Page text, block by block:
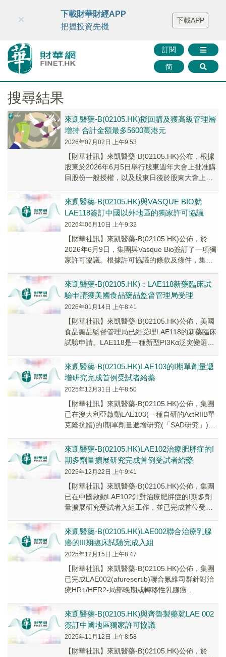
財華智庫網 FINTV FINMETA 財華證券 媒體矩陣
智庫沙龍
聯絡我們
訂閱
简
×
下載財華財經APP
把握投資先機
下載APP
搜尋結果
來凱醫藥-B(02105.HK)擬回購及獲高級管理層
增持 合計金額最多5600萬港元
2026年07月02日 上午9:53
【財華社訊】來凱醫藥-B(02105.HK)公布，根據
股東於2026年6月5日舉行股東週年大會上批准購
回股份一般授權，以及股東日後於股東大會上不
來凱醫藥-B(02105.HK)與VASQUE BIO就
LAE118簽訂中國以外地區的獨家許可協議
2026年06月10日 上午9:32
【財華社訊】來凱醫藥-B(02105.HK)公佈，於
2026年6月9日，集團與Vasque Bio簽訂了一項獨
家許可協議。根據許可協議的條款及條件，集團
來凱醫藥-B(02105.HK)：LAE118新藥臨床試
驗申請獲美國食品藥品監督管理局受理
2026年01月14日 上午8:41
【財華社訊】來凱醫藥-B(02105.HK)公佈，美國
食品藥品監督管理局已經受理LAE118的新藥臨床
試驗申請。LAE118是一種新型PI3Kα泛突變選擇
來凱醫藥-B(02105.HK)LAE103的I期單劑量遞
增研究完成首例受試者給藥
2025年12月31日 上午8:50
【財華社訊】來凱醫藥-B(02105.HK)公佈，集團
已在澳大利亞啟動LAE103(一種自研的ActRIIB單
克隆抗體)的I期單劑量遞增研究(「SAD研究」)的
來凱醫藥-B(02105.HK)LAE102治療肥胖症的I
期多劑量擴展研究完成首例受試者給藥
2025年12月22日 上午9:41
【財華社訊】來凱醫藥-B(02105.HK)公佈，集團
已在中國啟動LAE102針對治療肥胖症的I期多劑
量擴展研究受試者入組工作，並已完成首位受試
來凱醫藥-B(02105.HK)LAE002聯合治療乳腺
癌的III期臨床試驗完成入組
2025年12月15日 上午8:47
【財華社訊】來凱醫藥-B(02105.HK)公佈，集團
已完成LAE002(afuresertib)聯合氟維司群針對治
療HR+/HER2-局部晚期或轉移性乳腺癌
來凱醫藥-B(02105.HK)與齊魯製藥就LAE 002
簽訂中國地區獨家許可協議
2025年11月12日 上午8:58
【財華社訊】來凱醫藥-B(02105.HK)公佈，於